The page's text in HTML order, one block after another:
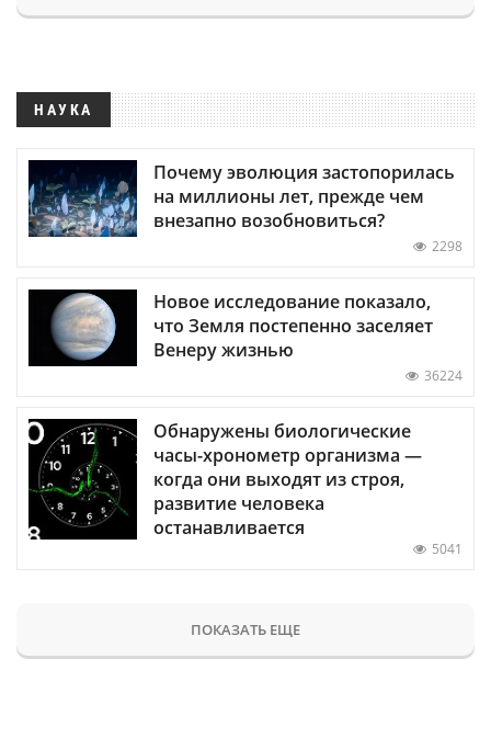
НАУКА
Почему эволюция застопорилась
на миллионы лет, прежде чем
внезапно возобновиться?
2298
Новое исследование показало,
что Земля постепенно заселяет
Венеру жизнью
36224
Обнаружены биологические
часы-хронометр организма —
когда они выходят из строя,
развитие человека
останавливается
5041
ПОКАЗАТЬ ЕЩЕ